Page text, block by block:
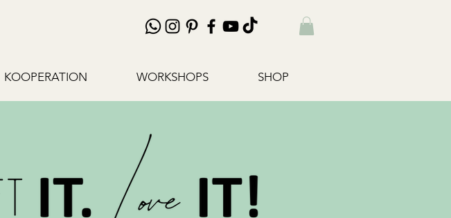
KOOPERATION WORKSHOPS SHOP